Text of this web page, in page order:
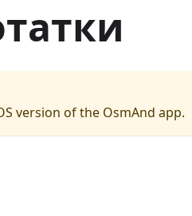
version of the OsmAnd app.